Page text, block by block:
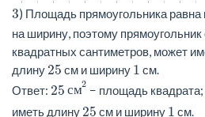
3) Площадь прямоугольника
на ширину, поэтому
квадратных сантиметров, может
длину 25 см и ширину 1 см.
Ответ: 25 см2
см2
− площадь
иметь длину 25 см и ширину 1 см.